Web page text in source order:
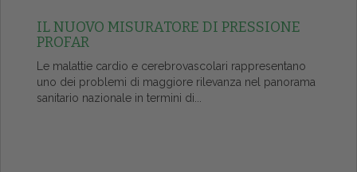
IL NUOVO MISURATORE DI PRESSIONE
PROFAR
Le malattie cardio e cerebrovascolari rappresentano
uno dei problemi di maggiore rilevanza nel panorama
sanitario nazionale in termini di...